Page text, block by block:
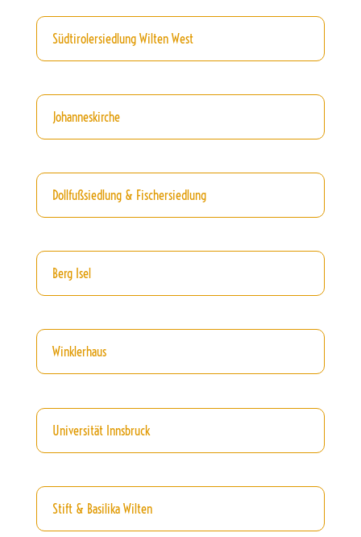
Südtirolersiedlung Wilten West
Johanneskirche
Dollfußsiedlung & Fischersiedlung
Berg Isel
Winklerhaus
Universität Innsbruck
Stift & Basilika Wilten